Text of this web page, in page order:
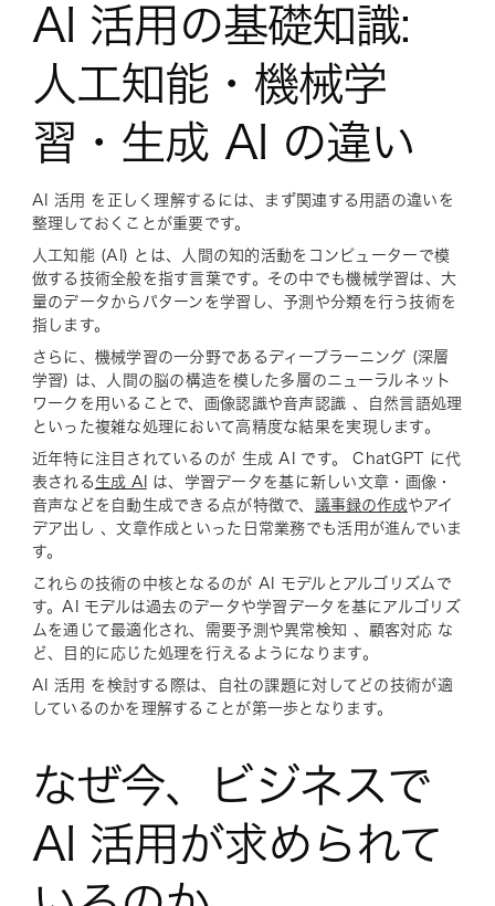
AI 活用の基礎知識:
人工知能・機械学
習・生成 AI の違い
AI 活用 を正しく理解するには、まず関連する用語の違いを
整理しておくことが重要です。
人工知能 (AI) とは、人間の知的活動をコンピューターで模
倣する技術全般を指す言葉です。その中でも機械学習は、大
量のデータからパターンを学習し、予測や分類を行う技術を
指します。
さらに、機械学習の一分野であるディープラーニング (深層
学習) は、人間の脳の構造を模した多層のニューラルネット
ワークを用いることで、画像認識や音声認識 、自然言語処理
といった複雑な処理において高精度な結果を実現します。
近年特に注目されているのが 生成 AI です。 ChatGPT に代
表される 生成 AI
は、学習データを基に新しい文章・画像・
音声などを自動生成できる点が特徴で、 議事録の作成やアイ
デア出し 、文章作成といった日常業務でも活用が進んでいま
す。
これらの技術の中核となるのが AI モデルとアルゴリズムで
す。AI モデルは過去のデータや学習データを基にアルゴリズ
ムを通じて最適化され、需要予測や異常検知 、顧客対応 な
ど、目的に応じた処理を行えるようになります。
AI 活用 を検討する際は、自社の課題に対してどの技術が適
しているのかを理解することが第一歩となります。
なぜ今、ビジネスで
AI 活用が求められて